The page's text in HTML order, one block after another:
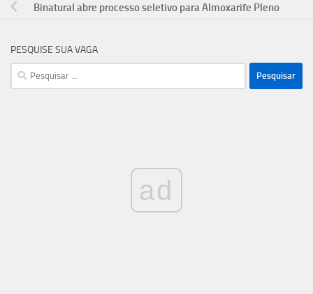
Binatural abre processo seletivo para Almoxarife Pleno
PESQUISE SUA VAGA
Pesquisar
por:
ad